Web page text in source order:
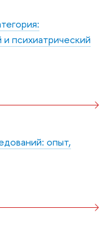
психиатрический
опыт,